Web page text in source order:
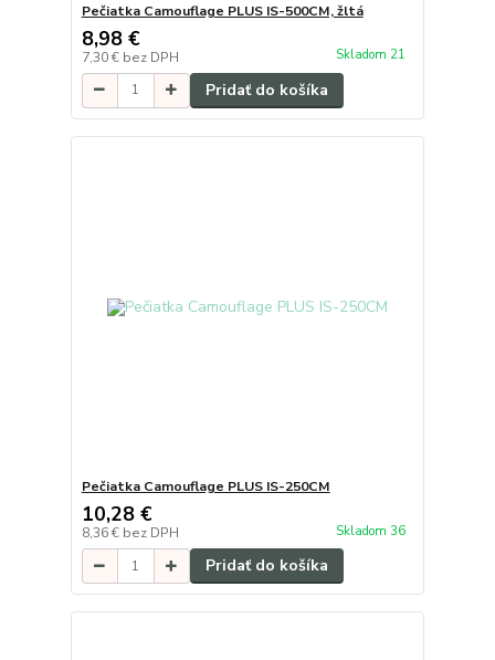
Pečiatka Camouflage PLUS IS-500CM, žltá
8,98 €
7,30 € bez DPH Skladom 21
Pridať do košíka
Pečiatka Camouflage PLUS IS-250CM
10,28 €
8,36 € bez DPH Skladom 36
Pridať do košíka